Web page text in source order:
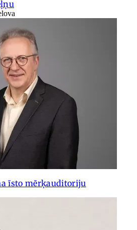
īsto mērķauditoriju